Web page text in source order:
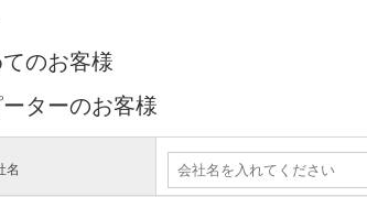
のお客様
ーターのお客様
名